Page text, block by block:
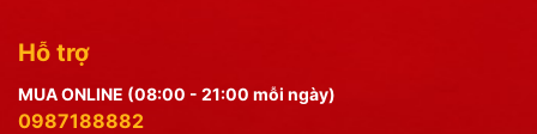
Hỗ trợ
MUA ONLINE (08:00 - 21:00 mỗi ngày)
0987188882